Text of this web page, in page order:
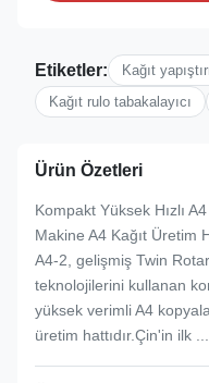
Etiketler:
Kağıt
Kağıt rulo tabakalayıcı
Ürün Özetleri
Kompakt Yüksek Hızlı
Makine A4 Kağıt Üretim
A4-2, gelişmiş Twin
teknolojilerini kullanan
yüksek verimli A4
üretim hattıdır.Çin'in ilk ...